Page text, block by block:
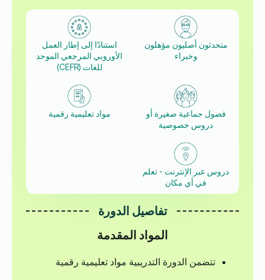
متحدثون أصليون مؤهلون
وخبراء
استنادًا إلى إطار العمل
الأوروبي المرجعي الموحد
للغات (CEFR)
فصول جماعية صغيرة أو
دروس خصوصية
مواد تعليمية رقمية
دروس عبر الإنترنت - تعلم
في أي مكان
تفاصيل الدورة
المواد المقدمة
تتضمن الدورة التدريبية مواد تعليمية رقمية